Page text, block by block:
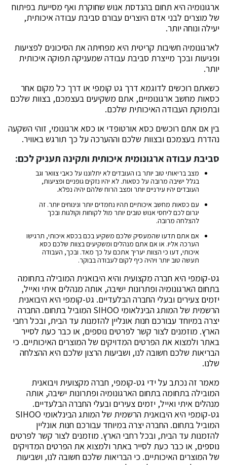
ארגונומיה היא תחום בהנדסת אנוש שחוקרת ואף מסייעת בפיתוח
של מוצרים לבני אדם היוצרים עבורם סביבת עבודה איכותית,
יעילה ונוחה יותר.
לארגונומיה חשיבות קריטית היא מפחיתה את הסיכונים לפציעות
ופגיעות ובכך מייצרת סביבת עבודה שמעניקה תפוקה איכותית
יותר.
כשאתם רוכשים לדוגמא דרך גט קומפי או דרך כל מקום אחר
כסאות מחשב ארגונומיים, אתם משקיעים בעצמכם, בצוות שלכם
ובתפוקת העבודה האיכותית שלכם.
בין אם אתם רוכשים כסא אורטופדי או כסא ארגונומי, זוהי השקעה
נהדרת בעצמכם ובצוות שלכם וההערכה על כך תורגש באוויר.
סביבת עבודה ארגונומית איכותית ותקינה תעניק לכם:
מצב בריאותי טוב יותר בו העובדים לא יתלוננו על כאבי צוואר וגב
בגלל ישיבה מרובה על כסאות. לא יהיו נזקים גופניים ופציעות,
העובדים יהיו עירניים יותר ומצב הרוח שלהם יהיה נפלא.
עם כסאות מחשב איכותיים תהיו נחמדים יותר ונינוחים יותר. זה
יגרום לכם ליחסי אנוש טובים יותר מול לקוחות וקולגות ובכך
להצלחה מרובה.
אם אתם תדעו שהמעסיק שלכם משקיע בכם בכסא איכותי, תרגישו
הערכה אליו. או אם אתם מנהלים ומשקיעים בצוות שלכם כסא
איכותי, דעו כי הצוות יעריך אתכם על כך מאד. ובכך, העבודה
תעשה טוב יותר ויהיה כיף לקום לעבודה בבוקר.
גט-קומפי היא חברה מקצועית והיא היבואנית המובילה בתחומה
בתחום הארגונומיה ופתרונות ישיבה, אותה מנהלים איתי ואייל,
יזמים צעירים ובעלי החברה הבלעדיים. גט-קומפי היא היבואנית
הרשמית של המותג הבינלאומי SIHOO המוביל בתחום. החברה
יצרה במיוחד עבורכם חנות אונליין להזמנות עד הבית, ובכל רחבי
הארץ. מוזמנים לצור קשר לפרטים נוספים, או כבר כעת לסייר
באתר ולמצוא את הפרטים המדויקים של המוצרים האיכותיים. כי
הבריאות שלכם חשובה לנו, ושביעות הרצון שלכם היא ההצלחה
שלנו.
מאמר זה נכתב על ידי גט-קומפי, חברה מקצועית ויבואנית
המובילה בתחומה בתחום הארגונומיה ופתרונות ישיבה, אותה
מנהלים איתי ואייל, יזמים צעירים ובעלי החברה הבלעדיים.
גט-קומפי היא היבואנית הרשמית של המותג הבינלאומי SIHOO
המוביל בתחום. החברה יצרה במיוחד עבורכם חנות אונליין
להזמנות עד הבית, ובכל רחבי הארץ. מוזמנים לצור קשר לפרטים
נוספים, או כבר כעת לסייר באתר ולמצוא את הפרטים המדויקים
של המוצרים האיכותיים. כי הבריאות שלכם חשובה לנו, ושביעות